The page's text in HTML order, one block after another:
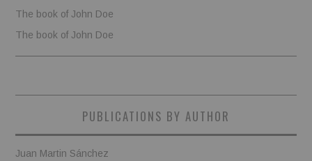
The book of John Doe
The book of John Doe
PUBLICATIONS BY AUTHOR
Juan Martin Sánchez